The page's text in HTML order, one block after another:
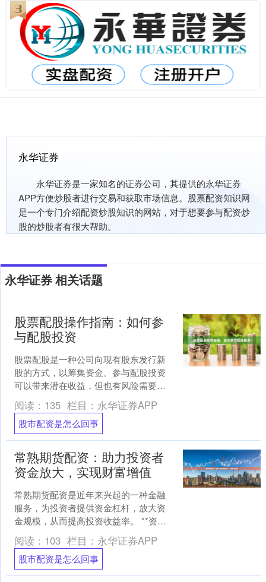
永华证券
永华证券是一家知名的证券公司，其提供的永华证券
APP方便炒股者进行交易和获取市场信息。股票配资知识网
是一个专门介绍配资炒股知识的网站，对于想要参与配资炒
股的炒股者有很大帮助。
永华证券 相关话题
股票配股操作指南：如何参
与配股投资
股票配股是一种公司向现有股东发行新
股的方式，以筹集资金。参与配股投资
可以带来潜在收益，但也有风险需要考
虑。 **如何参与配股投资** 1. **确认配
股资格：*....
阅读： 135 栏目： 永华证券APP
股市配资是怎么回事
常熟期货配资：助力投资者
资金放大，实现财富增值
常熟期货配资是近年来兴起的一种金融
服务，为投资者提供资金杠杆，放大资
金规模，从而提高投资收益率。 **资金
放大，提升收益** 期货配资的核心优势
在于资金放大。通....
阅读： 103 栏目： 永华证券APP
股市配资是怎么回事